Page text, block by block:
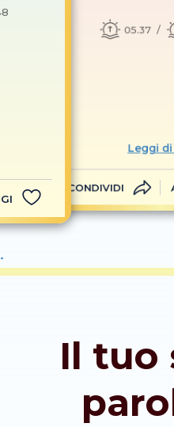
05.37
Leggi
CONDIVIDI
Il tuo